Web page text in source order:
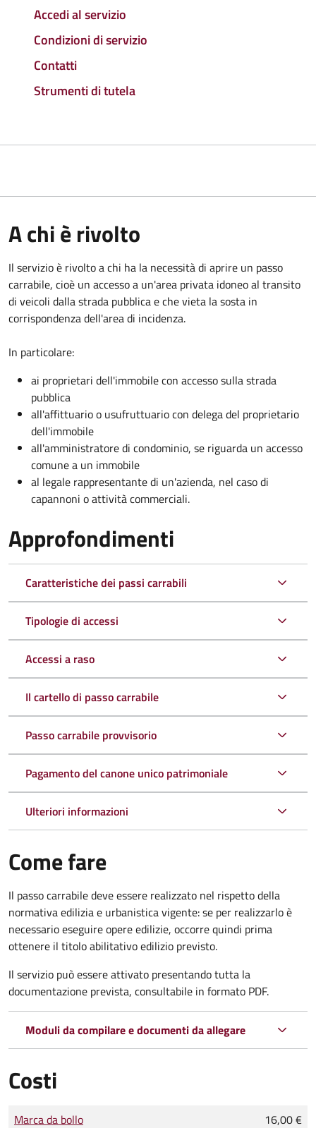
Accedi al servizio
Condizioni di servizio
Contatti
Strumenti di tutela
A chi è rivolto
Il servizio è rivolto a chi ha la necessità di aprire un passo
carrabile, cioè un accesso a un'area privata idoneo al transito
di veicoli dalla strada pubblica e che vieta la sosta in
corrispondenza dell'area di incidenza.
In particolare:
ai proprietari dell'immobile con accesso sulla strada
pubblica
all'affittuario o usufruttuario con delega del proprietario
dell'immobile
all'amministratore di condominio, se riguarda un accesso
comune a un immobile
al legale rappresentante di un'azienda, nel caso di
capannoni o attività commerciali.
Approfondimenti
Caratteristiche dei passi carrabili
Tipologie di accessi
Accessi a raso
Il cartello di passo carrabile
Passo carrabile provvisorio
Pagamento del canone unico patrimoniale
Ulteriori informazioni
Come fare
Il passo carrabile deve essere realizzato nel rispetto della
normativa edilizia e urbanistica vigente: se per realizzarlo è
necessario eseguire opere edilizie, occorre quindi prima
ottenere il titolo abilitativo edilizio previsto.
Il servizio può essere attivato presentando tutta la
documentazione prevista, consultabile in formato PDF.
Moduli da compilare e documenti da allegare
Costi
Tipo di pagamento
Importo
Marca da bollo 16,00 €